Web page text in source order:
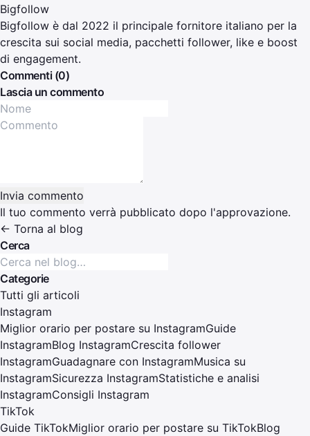
Bigfollow
Bigfollow è dal 2022 il principale fornitore italiano per la
crescita sui social media, pacchetti follower, like e boost
di engagement.
Commenti (0)
Lascia un commento
Invia commento
Il tuo commento verrà pubblicato dopo l'approvazione.
← Torna al blog
Cerca
Categorie
Tutti gli articoli
Instagram
Miglior orario per postare su InstagramGuide
InstagramBlog InstagramCrescita follower
InstagramGuadagnare con InstagramMusica su
InstagramSicurezza InstagramStatistiche e analisi
InstagramConsigli Instagram
TikTok
Guide TikTokMiglior orario per postare su TikTokBlog